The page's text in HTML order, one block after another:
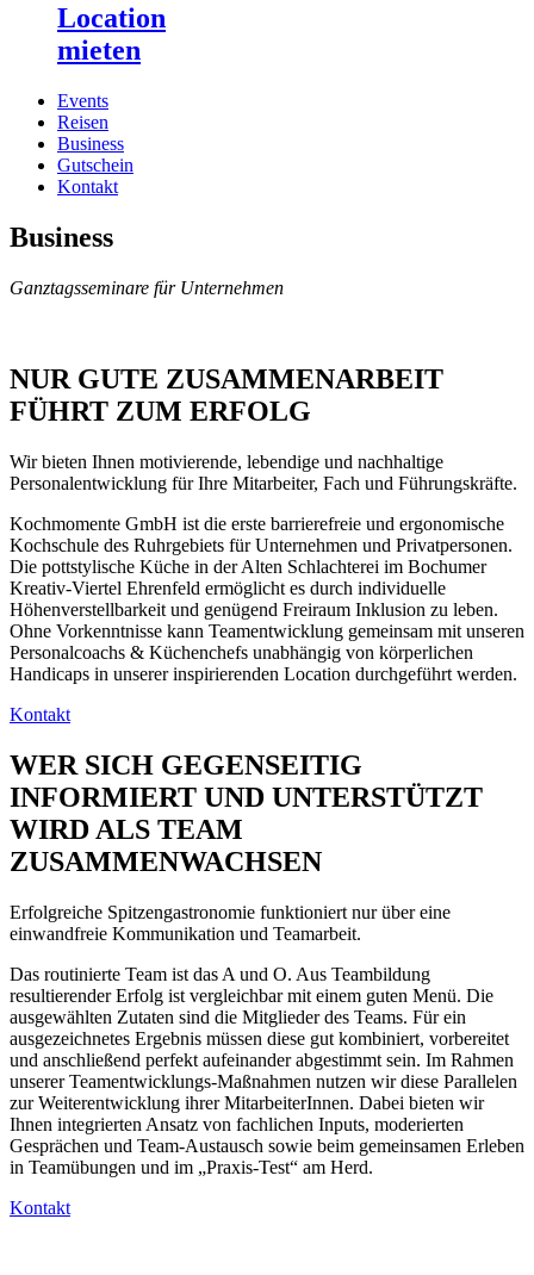
Location
mieten
Events
Reisen
Business
Gutschein
Kontakt
Business
Ganztagsseminare für Unternehmen
NUR GUTE ZUSAMMENARBEIT
FÜHRT ZUM ERFOLG
Wir bieten Ihnen motivierende, lebendige und nachhaltige
Personalentwicklung für Ihre Mitarbeiter, Fach und Führungskräfte.
Kochmomente GmbH ist die erste barrierefreie und ergonomische
Kochschule des Ruhrgebiets für Unternehmen und Privatpersonen.
Die pottstylische Küche in der Alten Schlachterei im Bochumer
Kreativ-Viertel Ehrenfeld ermöglicht es durch individuelle
Höhenverstellbarkeit und genügend Freiraum Inklusion zu leben.
Ohne Vorkenntnisse kann Teamentwicklung gemeinsam mit unseren
Personalcoachs & Küchenchefs unabhängig von körperlichen
Handicaps in unserer inspirierenden Location durchgeführt werden.
Kontakt
WER SICH GEGENSEITIG
INFORMIERT UND UNTERSTÜTZT
WIRD ALS TEAM
ZUSAMMENWACHSEN
Erfolgreiche Spitzengastronomie funktioniert nur über eine
einwandfreie Kommunikation und Teamarbeit.
Das routinierte Team ist das A und O. Aus Teambildung
resultierender Erfolg ist vergleichbar mit einem guten Menü. Die
ausgewählten Zutaten sind die Mitglieder des Teams. Für ein
ausgezeichnetes Ergebnis müssen diese gut kombiniert, vorbereitet
und anschließend perfekt aufeinander abgestimmt sein. Im Rahmen
unserer Teamentwicklungs-Maßnahmen nutzen wir diese Parallelen
zur Weiterentwicklung ihrer MitarbeiterInnen. Dabei bieten wir
Ihnen integrierten Ansatz von fachlichen Inputs, moderierten
Gesprächen und Team-Austausch sowie beim gemeinsamen Erleben
in Teamübungen und im „Praxis-Test“ am Herd.
Kontakt